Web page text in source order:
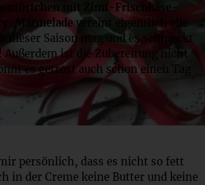
mit Zimt-Frischkäse-
Marmeladevereint eigentlich alle
dieser Saison mag und es schmeckt
ist die Zubereitung nicht
es getrost auch schon einen Tag
persönlich, dass es nicht so fett
in der Creme keine Butter und keine